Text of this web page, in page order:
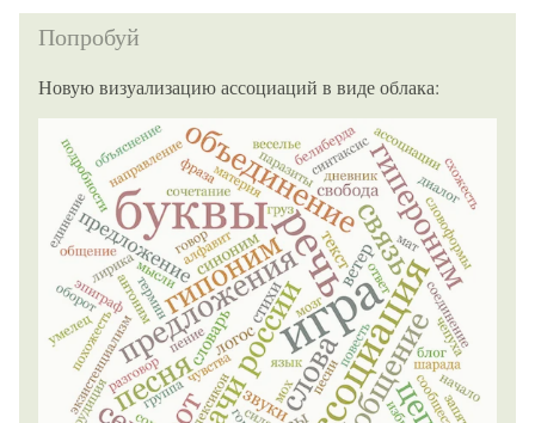
Попробуй
Новую визуализацию ассоциаций в виде облака: